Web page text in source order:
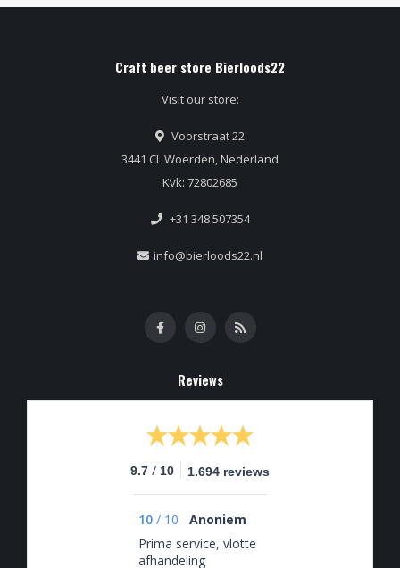
Craft beer store Bierloods22
Visit our store:
Voorstraat 22
3441 CL Woerden, Nederland
Kvk: 72802685
+31 348 507354
info@bierloods22.nl
Reviews
9.7 / 10 1.694 reviews
10 / 10
Anoniem
Prima service, vlotte
afhandeling